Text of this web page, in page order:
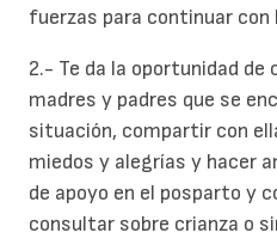
fuerzas para continuar
2.- Te da la oportunidad
madres y padres que se
situación, compartir con
miedos y alegrías y hacer
de apoyo en el posparto y
consultar sobre crianza o